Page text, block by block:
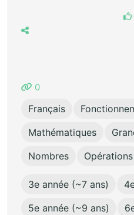
0
Français
Mathématiques
Nombres
Opérations
3e année (~7 ans)
5e année (~9 ans)